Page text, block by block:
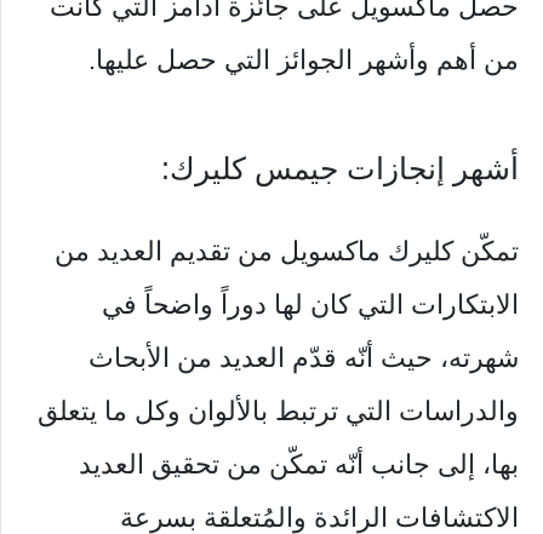
حصل ماكسويل على جائزة آدامز التي كانت
من أهم وأشهر الجوائز التي حصل عليها.
أشهر إنجازات جيمس كليرك:
تمكّن كليرك ماكسويل من تقديم العديد من
الابتكارات التي كان لها دوراً واضحاً في
شهرته، حيث أنّه قدّم العديد من الأبحاث
والدراسات التي ترتبط بالألوان وكل ما يتعلق
بها، إلى جانب أنّه تمكّن من تحقيق العديد
الاكتشافات الرائدة والمُتعلقة بسرعة